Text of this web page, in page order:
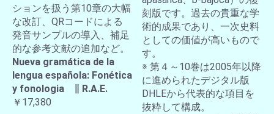
ションを扱う第10章の大幅
な改訂、QRコードによる
発音サンプルの導入、補足
的な参考文献の追加など。
Nueva gramática de la
lengua española: Fonética
y fonologia ∥ R.A.E.
￥17,380
刻版です。過去の貴重な学
術的成果であり、一次史料
としての価値が高いもので
す。
※ 第４～10巻は2005年以降
に進められたデジタル版
DHLEから代表的な項目を
抜粋して構成。